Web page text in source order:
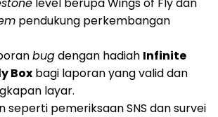
pendukung perkembangan
bugdengan hadiah Infinite
Box bagi laporan yang valid dan
layar.
seperti pemeriksaan SNS dan survei